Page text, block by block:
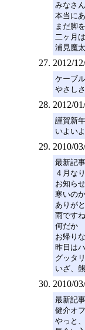
みなさ
本当に
まだ脚
二ヶ月
浦見魔
2012/
ケーブル
やさし
2012/
謹賀新年
いよい
2010/
最新記事
４月な
お知ら
寒いの
ありがと
雨です
何だか
お帰り
昨日は
グッタ
いざ、
2010/
最新記事
健介オ
やっと